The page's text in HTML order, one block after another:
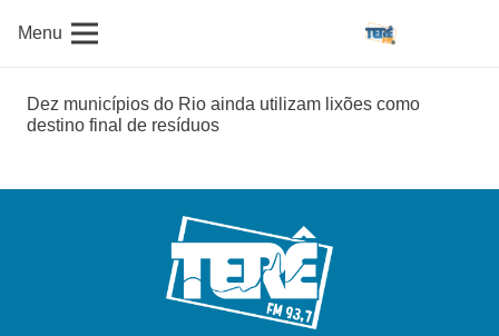
Menu
Dez municípios do Rio ainda utilizam lixões como
destino final de resíduos